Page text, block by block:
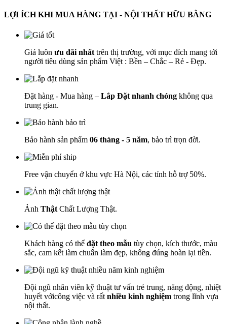
LỢI ÍCH KHI MUA HÀNG TẠI - NỘI THẤT HỮU BẰNG
Giá luôn ưu đãi nhất trên thị trường, với mục đích mang tới
người tiêu dùng sản phẩm Việt : Bền – Chắc – Rẻ - Đẹp.
Đặt hàng - Mua hàng – Lắp Đặt nhanh chóng không qua
trung gian.
Bảo hành sản phẩm 06 tháng - 5 năm, bảo trì trọn đời.
Free vận chuyển ở khu vực Hà Nội, các tỉnh hỗ trợ 50%.
Ảnh Thật Chất Lượng Thật.
Khách hàng có thể đặt theo mẫu tùy chọn, kích thước, màu
sắc, cam kết làm chuẩn làm đẹp, không đúng hoàn lại tiền.
Đội ngũ nhân viên kỹ thuật tư vấn trẻ trung, năng động, nhiệt
huyết vớicông việc và rất nhiều kinh nghiệm trong lĩnh vựa
nội thất.